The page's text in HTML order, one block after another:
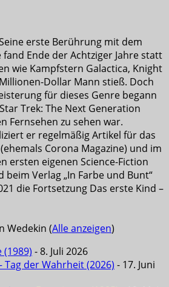
erste Berührung mit dem
fand Ende der Achtziger Jahre statt
wie Kampfstern Galactica, Knight
Dollar Mann stieß. Doch
für dieses Genre begann
Trek: The Next Generation
Fernsehen zu sehen war.
er regelmäßig Artikel für das
Corona Magazine) und im
ersten eigenen Science-Fiction
beim Verlag „In Farbe und Bunt“
die Fortsetzung Das erste Kind –
Wedekin (Alle anzeigen)
(1989) - 8. Juli 2026
Tag der Wahrheit (2026) - 17. Juni